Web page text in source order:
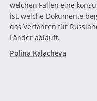
welchen Fällen eine
ist, welche Dokumente
das Verfahren für
Länder abläuft.
Polina Kalacheva